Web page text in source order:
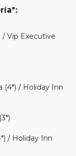
/ Vip Executive
(4*) / Holiday Inn
/ Holiday Inn